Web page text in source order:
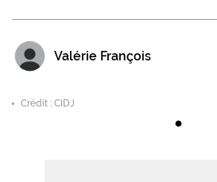
Valérie François
Crédit : CIDJ